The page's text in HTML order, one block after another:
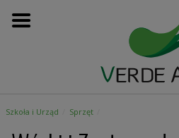
Przejdź
do
Szkoła i Urząd Sprzęt